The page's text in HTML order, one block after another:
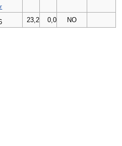
23,2 0,0 NO